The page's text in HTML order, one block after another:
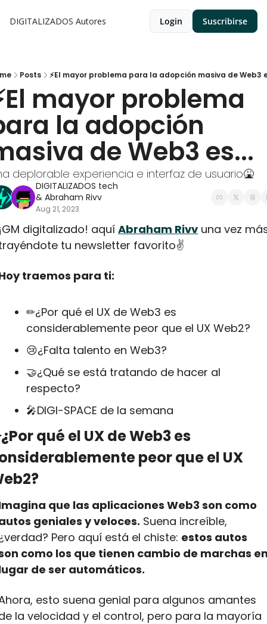
DIGITALIZADOS Autores Login Suscribirse
Posts ⚡El mayor problema para la adopción masiva de Web3
mayor problema
la adopción
de Web3 es...
deplorable experiencia e interfaz de usuario🤮
DIGITALIZADOS tech
& Abraham Rivv
Aug 21, 2023
digitalizado! aquí Abraham Rivv una vez
tu newsletter favorito✌️
traemos para ti:
✏¿Por qué el UX de Web3 es
considerablemente peor que el UX Web2?
😢¿Falta talento en Web3?
🤝¿Qué se está tratando de hacer al
respecto?
🎤DIGI-SPACE de la semana
qué el UX de Web3 es
peor que el UX
que las aplicaciones Web3 son como
geniales y veloces. Suena increíble,
Pero aquí está el chiste: estos autos
como los que tienen cambio de marchas
de ser automáticos.
esto suena genial para algunos amantes
la velocidad y el control, pero para la mayoría